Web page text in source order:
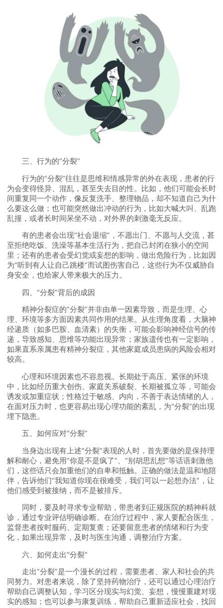
三、行为的“分裂”
行为的“分裂”往往是思维和情感异常的外在表现，患者的行
为会变得怪异、混乱，甚至失去目的性。比如，他们可能会长时
间重复同一个动作，像反复洗手、整理物品，却不知道自己为什
么要这么做；也可能突然做出冲动的行为，比如大喊大叫、乱跑
乱撞，或者长时间呆坐不动，对外界的刺激毫无反应。
有的患者会出现“社会退缩”，不愿出门、不愿与人交流，甚
至拒绝吃饭、洗澡等基本生活行为，把自己封闭在狭小的空间
里；还有的患者会受幻觉或妄想的影响，做出危险行为，比如因
为“听到有人让自己跳楼”而试图伤害自己，这些行为不仅威胁自
身安全，也给家人带来极大的压力。
四、“分裂”背后的成因
精神分裂症的“分裂”并非由单一因素导致，而是生理、心
理、环境等多方面因素共同作用的结果。从生理角度看，大脑神
经递质（如多巴胺、血清素）的失衡，可能会影响神经信号的传
递，导致感知、思维等功能出现异常；家族遗传也有一定影响，
如果直系亲属患有精神分裂症，其他家庭成员患病的风险会相对
较高。
心理和环境因素也不容忽视。长期处于高压、紧张的环境
中，比如经历重大创伤、家庭关系破裂、长期被孤立等，可能会
诱发或加重症状；性格过于敏感、内向，不善于表达情绪的人，
在面对压力时，也更容易出现心理功能的紊乱，为“分裂”的出现
埋下隐患。
五、如何应对“分裂”
当身边出现有上述“分裂”表现的人时，首先要做的是保持理
解和耐心，避免用“你是不是疯了”、“别胡思乱想”等话语刺激他
们，这些话只会加重他们的自卑和抵触。正确的做法是温和地陪
伴，告诉他们“我知道你现在很难受，我们可以一起想办法”，让
他们感受到被接纳，而不是被排斥。
同时，要及时寻求专业帮助，带患者到正规医院的精神科就
诊，通过专业评估明确诊断。在治疗过程中，家人要配合医生，
监督患者按时服药、定期复查；还要留意患者的情绪和行为变
化，如果出现异常，及时与医生沟通，调整治疗方案。
六、如何走出“分裂”
走出“分裂”是一个漫长的过程，需要患者、家人和社会的共
同努力。对患者来说，除了坚持药物治疗，还可以通过心理治疗
帮助自己调整认知，学习区分现实与幻觉、妄想，慢慢重建对现
实的感知；也可以参与康复训练，帮助自己重新适应社会，找回